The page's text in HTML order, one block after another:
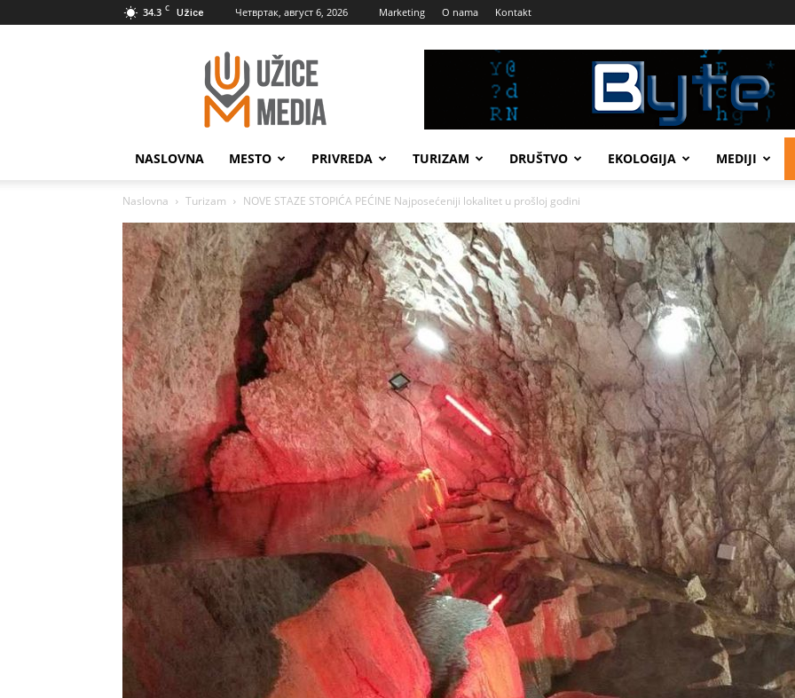
34.3 C Užice Четвртак, август 6, 2026 Marketing O nama Kontakt
UžiceMedia
NASLOVNA MESTO PRIVREDA TURIZAM DRUŠTVO EKOLOGIJA MEDIJI
Naslovna Turizam NOVE STAZE STOPIĆA PEĆINE Najposećeniji lokalitet u prošloj godini